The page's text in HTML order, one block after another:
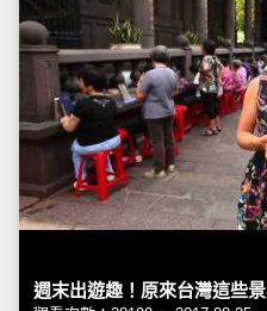
週末出遊趣！原來台灣這些